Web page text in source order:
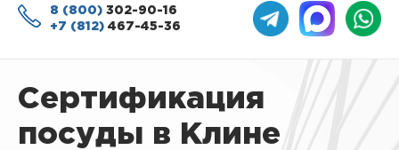
8 (800) 302-90-16
+7 (812) 467-45-36
Сертификация
посуды в Клине